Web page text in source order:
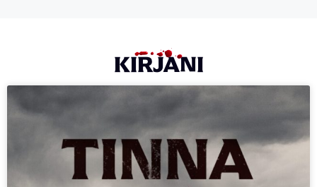
KIRJANI